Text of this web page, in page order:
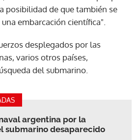
posibilidad de que también se
embarcación científica".
desplegados por las
varios otros países,
del submarino.
argentina por la
submarino desaparecido